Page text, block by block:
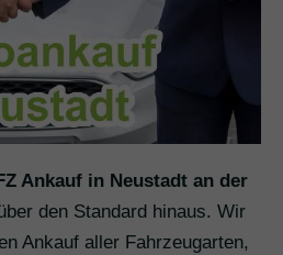
Ankauf in Neustadt an der
den Standard hinaus. Wir
Ankauf aller Fahrzeugarten,